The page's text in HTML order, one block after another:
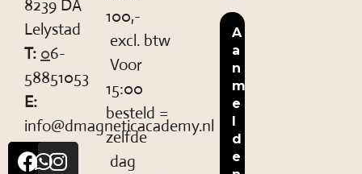
8239 DA
Lelystad
T: 06-
58851053
E:
info@dmagneticacademy.nl
100,-
excl. btw
Voor
15:00
besteld =
zelfde
dag